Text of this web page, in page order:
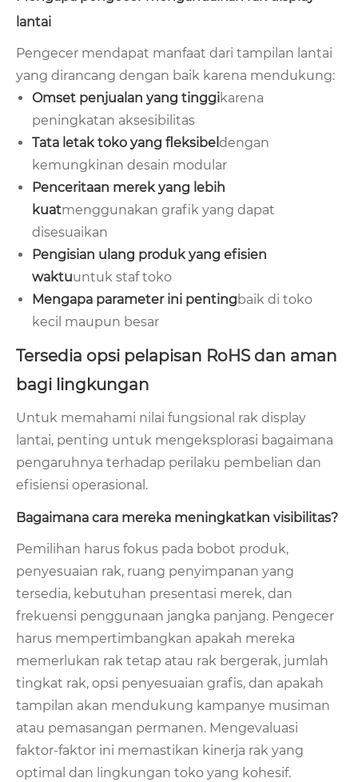
lantai
Pengecer mendapat manfaat dari tampilan lantai
yang dirancang dengan baik karena mendukung:
Omset penjualan yang tinggikarena
peningkatan aksesibilitas
Tata letak toko yang fleksibel dengan
kemungkinan desain modular
Penceritaan merek yang lebih
kuatmenggunakan grafik yang dapat
disesuaikan
Pengisian ulang produk yang efisien
waktuuntuk staf toko
Mengapa parameter ini pentingbaik di toko
kecil maupun besar
Tersedia opsi pelapisan RoHS dan aman
bagi lingkungan
Untuk memahami nilai fungsional rak display
lantai, penting untuk mengeksplorasi bagaimana
pengaruhnya terhadap perilaku pembelian dan
efisiensi operasional.
Bagaimana cara mereka meningkatkan visibilitas?
Pemilihan harus fokus pada bobot produk,
penyesuaian rak, ruang penyimpanan yang
tersedia, kebutuhan presentasi merek, dan
frekuensi penggunaan jangka panjang. Pengecer
harus mempertimbangkan apakah mereka
memerlukan rak tetap atau rak bergerak, jumlah
tingkat rak, opsi penyesuaian grafis, dan apakah
tampilan akan mendukung kampanye musiman
atau pemasangan permanen. Mengevaluasi
faktor-faktor ini memastikan kinerja rak yang
optimal dan lingkungan toko yang kohesif.